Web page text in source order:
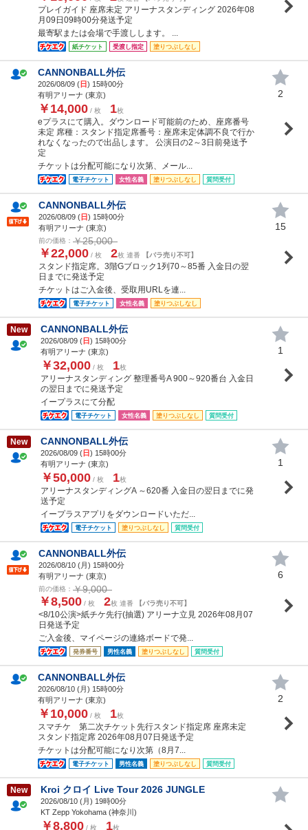
プレイガイド 座席未定 アリーナスタンディング 2026年08
月09日09時00分発送予定
最寄駅または会場で手渡しします。 ...
紙チケット 受渡し指定 塗りつぶしなし
CANNONBALL外伝
2026/08/09 (日) 15時00分
有明アリーナ (東京)
￥14,000 / 枚 1枚
eプラスにて購入。ダウンロード可能前のため、座席番号
未定 席種：スタンド指定席番号：座席未定体調不良で行か
れなくなったので出品します。 公演日の2～3日前発送予
定
チケットは分配可能になり次第、メール...
電子チケット 女性名義 塗りつぶしなし 質問受付
2
CANNONBALL外伝
2026/08/09 (日) 15時00分
有明アリーナ (東京)
前の価格： ￥25,000
￥22,000 / 枚 2枚 連番 【バラ売り不可】
スタンド指定席。3階Gブロック1列70～85番 入金日の翌
日までに発送予定
チケットはご入金後、受取用URLを連...
電子チケット 女性名義 塗りつぶしなし
15
New CANNONBALL外伝
2026/08/09 (日) 15時00分
有明アリーナ (東京)
￥32,000 / 枚 1枚
アリーナスタンディング 整理番号A 900～920番台 入金日
の翌日までに発送予定
イープラスにて分配
電子チケット 女性名義 塗りつぶしなし 質問受付
1
New CANNONBALL外伝
2026/08/09 (日) 15時00分
有明アリーナ (東京)
￥50,000 / 枚 1枚
アリーナスタンディングA ～620番 入金日の翌日までに発
送予定
イープラスアプリをダウンロードいただ...
電子チケット 塗りつぶしなし 質問受付
1
CANNONBALL外伝
2026/08/10 (月) 15時00分
有明アリーナ (東京)
前の価格： ￥9,000
￥8,500 / 枚 2枚 連番 【バラ売り不可】
<8/10公演>紙チケ先行(抽選) アリーナ立見 2026年08月07
日発送予定
ご入金後、マイページの連絡ボードで発...
発券番号 男性名義 塗りつぶしなし 質問受付
6
CANNONBALL外伝
2026/08/10 (月) 15時00分
有明アリーナ (東京)
￥10,000 / 枚 1枚
スマチケ 第二次チケット先行スタンド指定席 座席未定
スタンド指定席 2026年08月07日発送予定
チケットは分配可能になり次第（8月7...
電子チケット 男性名義 塗りつぶしなし 質問受付
2
New Kroi クロイ Live Tour 2026 JUNGLE
2026/08/10 (月) 19時00分
KT Zepp Yokohama (神奈川)
￥8,800 / 枚 1枚